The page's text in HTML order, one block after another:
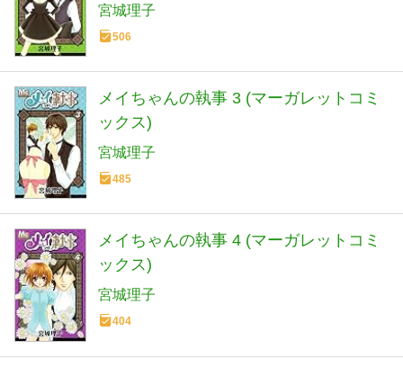
宮城理子
506
メイちゃんの執事 3 (マーガレットコミ
ックス)
宮城理子
485
メイちゃんの執事 4 (マーガレットコミ
ックス)
宮城理子
404